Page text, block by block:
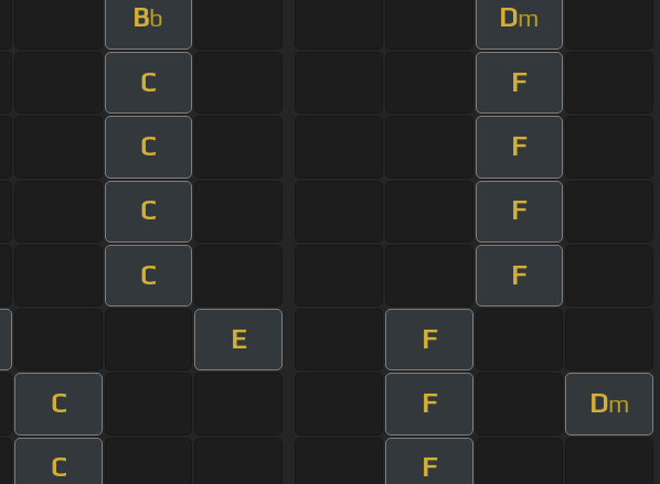
Bb Dm
C F
C F
C F
C F
E F
C F Dm
C F